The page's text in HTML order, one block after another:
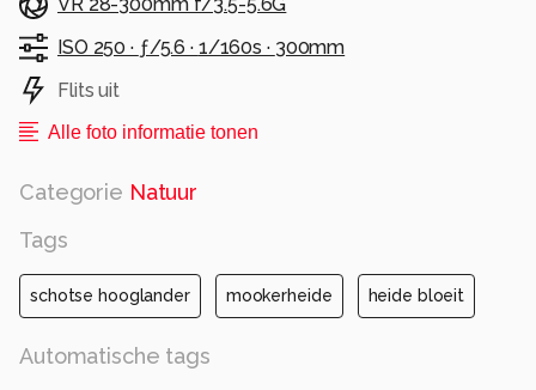
VR 28-300mm f/3.5-5.6G
ISO 250 · ƒ/5.6 · 1/160s · 300mm
Flits uit
Alle foto informatie tonen
Categorie Natuur
Tags
schotse hooglander mookerheide heide bloeit
Automatische tags